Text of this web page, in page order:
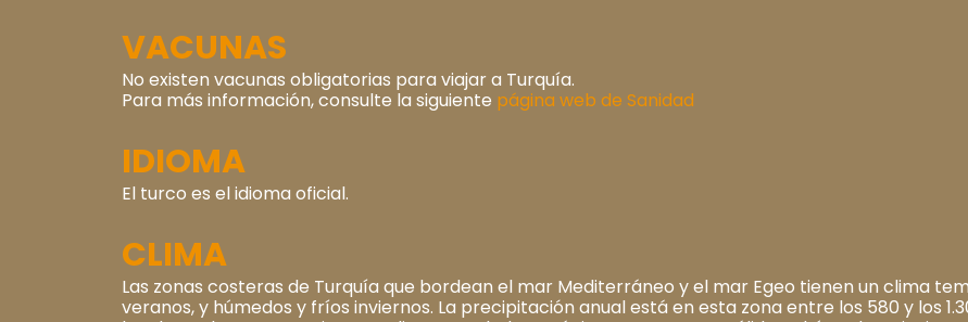
VACUNAS
No existen vacunas obligatorias para viajar a Turquía.
Para más información, consulte la siguiente página web de Sanidad
IDIOMA
El turco es el idioma oficial.
CLIMA
Las zonas costeras de Turquía que bordean el mar Mediterráneo y el mar Egeo tienen un clima
veranos, y húmedos y fríos inviernos. La precipitación anual está en esta zona entre los 580 y los